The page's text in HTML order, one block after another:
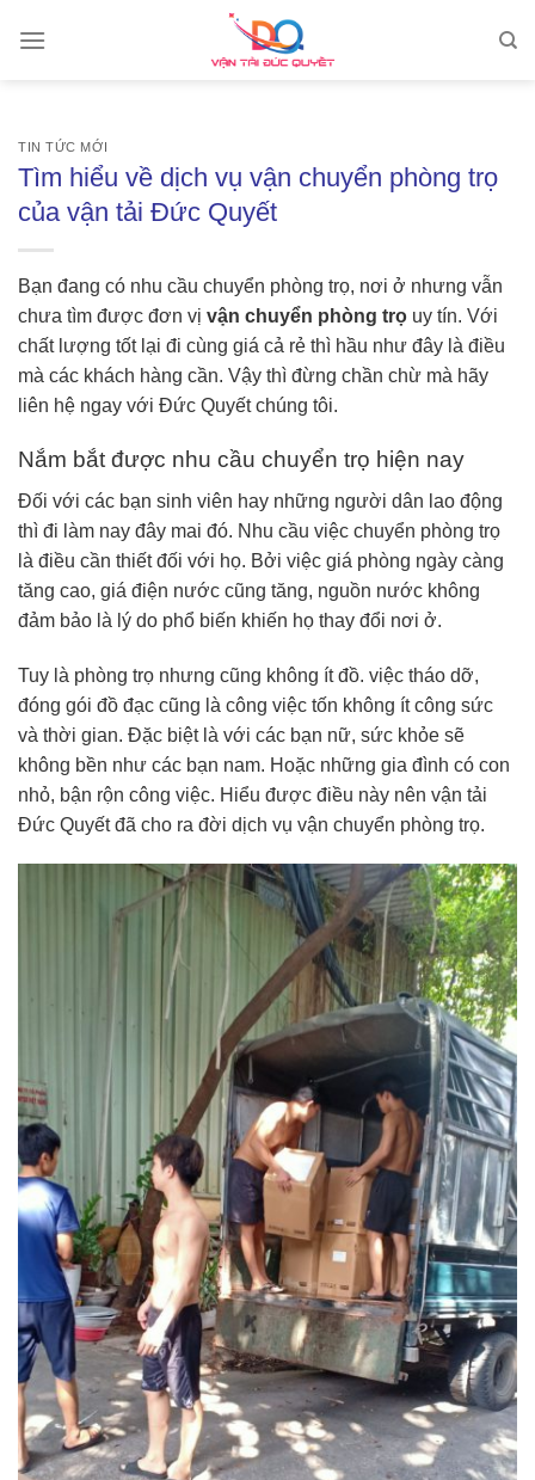
TIN TỨC MỚI
Tìm hiểu về dịch vụ vận chuyển phòng trọ
của vận tải Đức Quyết
Bạn đang có nhu cầu chuyển phòng trọ, nơi ở nhưng vẫn
chưa tìm được đơn vị vận chuyển phòng trọ uy tín. Với
chất lượng tốt lại đi cùng giá cả rẻ thì hầu như đây là điều
mà các khách hàng cần. Vậy thì đừng chần chừ mà hãy
liên hệ ngay với Đức Quyết chúng tôi.
Nắm bắt được nhu cầu chuyển trọ hiện nay
Đối với các bạn sinh viên hay những người dân lao động
thì đi làm nay đây mai đó. Nhu cầu việc chuyển phòng trọ
là điều cần thiết đối với họ. Bởi việc giá phòng ngày càng
tăng cao, giá điện nước cũng tăng, nguồn nước không
đảm bảo là lý do phổ biến khiến họ thay đổi nơi ở.
Tuy là phòng trọ nhưng cũng không ít đồ. việc tháo dỡ,
đóng gói đồ đạc cũng là công việc tốn không ít công sức
và thời gian. Đặc biệt là với các bạn nữ, sức khỏe sẽ
không bền như các bạn nam. Hoặc những gia đình có con
nhỏ, bận rộn công việc. Hiểu được điều này nên vận tải
Đức Quyết đã cho ra đời dịch vụ vận chuyển phòng trọ.